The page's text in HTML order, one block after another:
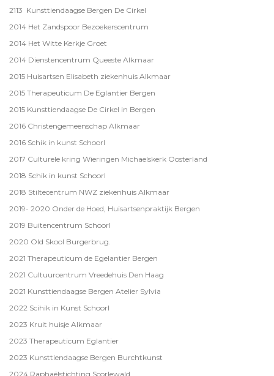
2113 Kunsttiendaagse Bergen De Cirkel
2014 Het Zandspoor Bezoekerscentrum
2014 Het Witte Kerkje Groet
2014 Dienstencentrum Queeste Alkmaar
2015 Huisartsen Elisabeth ziekenhuis Alkmaar
2015 Therapeuticum De Eglantier Bergen
2015 Kunsttiendaagse De Cirkel in Bergen
2016 Christengemeenschap Alkmaar
2016 Schik in kunst Schoorl
2017 Culturele kring Wieringen Michaelskerk Oosterland
2018 Schik in kunst Schoorl
2018 Stiltecentrum NWZ ziekenhuis Alkmaar
2019- 2020 Onder de Hoed, Huisartsenpraktijk Bergen
2019 Buitencentrum Schoorl
2020 Old Skool Burgerbrug.
2021 Therapeuticum de Egelantier Bergen
2021 Cultuurcentrum Vreedehuis Den Haag
2021 Kunsttiendaagse Bergen Atelier Sylvia
2022 Scihik in Kunst Schoorl
2023 Kruit huisje Alkmaar
2023 Therapeuticum Eglantier
2023 Kunsttiendaagse Bergen Burchtkunst
2024 Raphaëlstichting Scorlewald